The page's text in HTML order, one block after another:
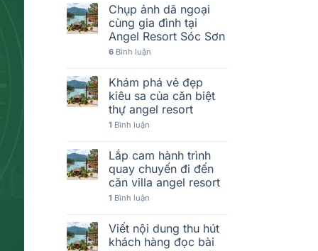
Chụp ảnh dã ngoại
cùng gia đình tại
Angel Resort Sóc Sơn
6Bình luận
Khám phá vẻ đẹp
kiêu sa của căn biệt
thự angel resort
1 Bình luận
Lắp cam hành trình
quay chuyến đi đến
căn villa angel resort
1 Bình luận
Viết nội dung thu hút
khách hàng đọc bài